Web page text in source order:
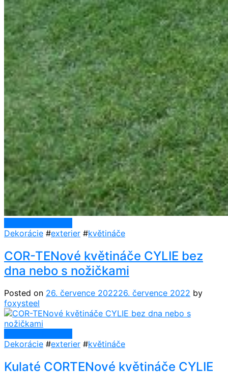
Dekorácie #exterier #květináče
COR-TENové květináče CYLIE bez
dna nebo s nožičkami
Posted on 26. července 202226. července 2022 by
foxysteel
Dekorácie #exterier #květináče
Kulaté CORTENové květináče CYLIE